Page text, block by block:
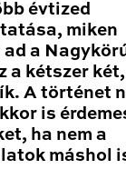
évtized
miken
a
a kétszer
A történet
is
ha nem a
máshol